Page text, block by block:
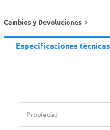
Cambios y Devoluciones
Especificaciones técnicas
Propiedad